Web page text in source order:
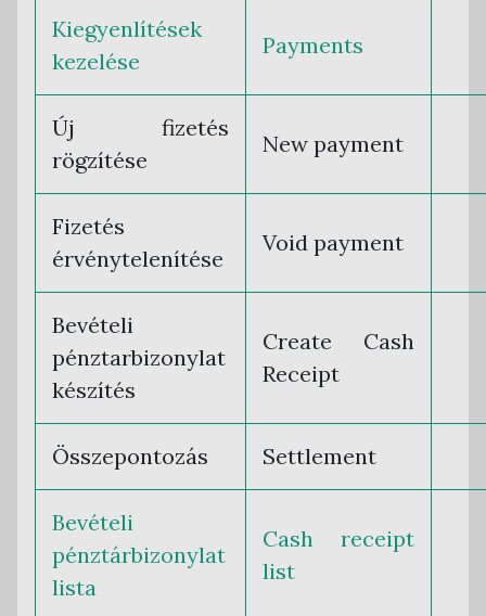
Kiegyenlítések
kezelése
Payments
Új fizetés
rögzítése
New payment
Fizetés
érvénytelenítése
Void payment
Bevételi
pénztarbizonylat
készítés
Create Cash
Receipt
Összepontozás Settlement
Bevételi
pénztárbizonylat
lista
Cash receipt
list